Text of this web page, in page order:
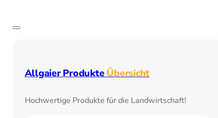
Allgaier ProdukteÜbersicht
Hochwertige Produkte für die Landwirtschaft!